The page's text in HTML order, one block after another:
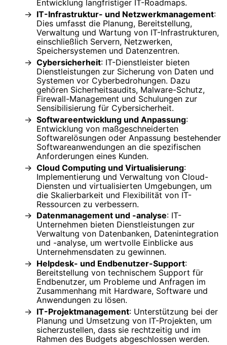
Entwicklung langfristiger IT-Roadmaps.
IT-Infrastruktur- und Netzwerkmanagement:
Dies umfasst die Planung, Bereitstellung,
Verwaltung und Wartung von IT-Infrastrukturen,
einschließlich Servern, Netzwerken,
Speichersystemen und Datenzentren.
Cybersicherheit: IT-Dienstleister bieten
Dienstleistungen zur Sicherung von Daten und
Systemen vor Cyberbedrohungen. Dazu
gehören Sicherheitsaudits, Malware-Schutz,
Firewall-Management und Schulungen zur
Sensibilisierung für Cybersicherheit.
Softwareentwicklung und Anpassung:
Entwicklung von maßgeschneiderten
Softwarelösungen oder Anpassung bestehender
Softwareanwendungen an die spezifischen
Anforderungen eines Kunden.
Cloud Computing und Virtualisierung:
Implementierung und Verwaltung von Cloud-
Diensten und virtualisierten Umgebungen, um
die Skalierbarkeit und Flexibilität von IT-
Ressourcen zu verbessern.
Datenmanagement und -analyse: IT-
Unternehmen bieten Dienstleistungen zur
Verwaltung von Datenbanken, Datenintegration
und -analyse, um wertvolle Einblicke aus
Unternehmensdaten zu gewinnen.
Helpdesk- und Endbenutzer-Support:
Bereitstellung von technischem Support für
Endbenutzer, um Probleme und Anfragen im
Zusammenhang mit Hardware, Software und
Anwendungen zu lösen.
IT-Projektmanagement: Unterstützung bei der
Planung und Umsetzung von IT-Projekten, um
sicherzustellen, dass sie rechtzeitig und im
Rahmen des Budgets abgeschlossen werden.